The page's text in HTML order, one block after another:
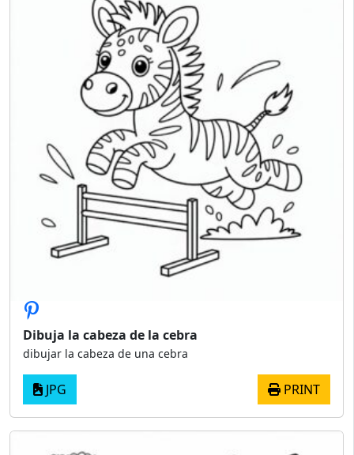
Dibuja la cabeza de la cebra
dibujar la cabeza de una cebra
JPG PRINT